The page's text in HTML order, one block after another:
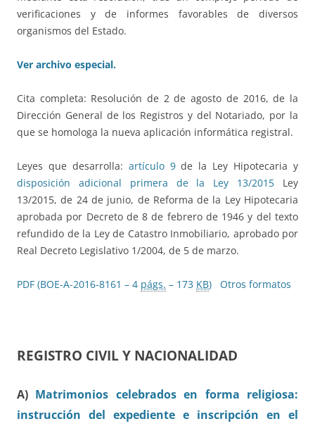
verificaciones y de informes favorables de diversos
organismos del Estado.
Ver archivo especial.
Cita completa: Resolución de 2 de agosto de 2016, de la
Dirección General de los Registros y del Notariado, por la
que se homologa la nueva aplicación informática registral.
Leyes que desarrolla: artículo 9de la Ley Hipotecaria y
disposición adicional primera de la Ley 13/2015 Ley
13/2015, de 24 de junio, de Reforma de la Ley Hipotecaria
aprobada por Decreto de 8 de febrero de 1946 y del texto
refundido de la Ley de Catastro Inmobiliario, aprobado por
Real Decreto Legislativo 1/2004, de 5 de marzo.
PDF (BOE-A-2016-8161 – 4 págs. – 173 KB) Otros formatos
REGISTRO CIVIL Y NACIONALIDAD
A) Matrimonios celebrados en forma religiosa:
instrucción del expediente e inscripción en el